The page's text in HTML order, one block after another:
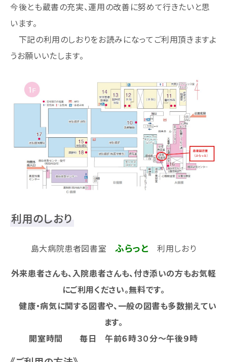
今後とも蔵書の充実、運用の改善に努めて行きたいと思
います。
下記の利用のしおりをお読みになってご利用頂きますよ
うお願いいたします。
利用のしおり
島大病院患者図書室 ふらっと 利用しおり
外来患者さんも、入院患者さんも、付き添いの方もお気軽
にご利用ください。無料です。
健康・病気に関する図書や、一般の図書も多数揃えてい
ます。
開室時間 毎日 午前６時３０分～午後９時